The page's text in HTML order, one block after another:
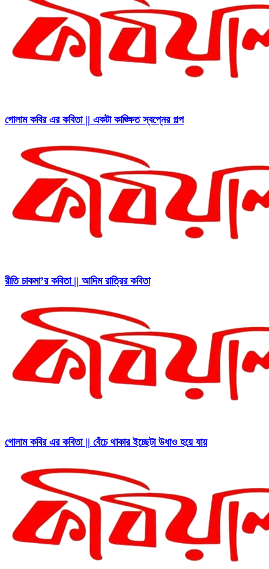
গোলাম কবির এর কবিতা || একটা কাঙ্ক্ষিত স্বপ্নের গল্প
রীতি চাকমা’র কবিতা || আদিম রাত্রির কবিতা
গোলাম কবির এর কবিতা || বেঁচে থাকার ইচ্ছেটা উধাও হয়ে যায়